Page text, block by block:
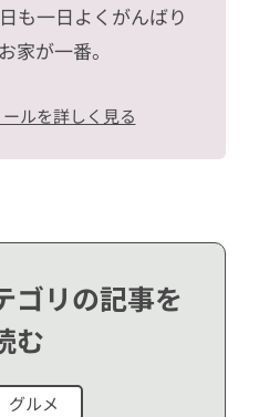
も一日よくがんばり
家が一番。
ルを詳しく見る
ゴリの記事を
む
グルメ